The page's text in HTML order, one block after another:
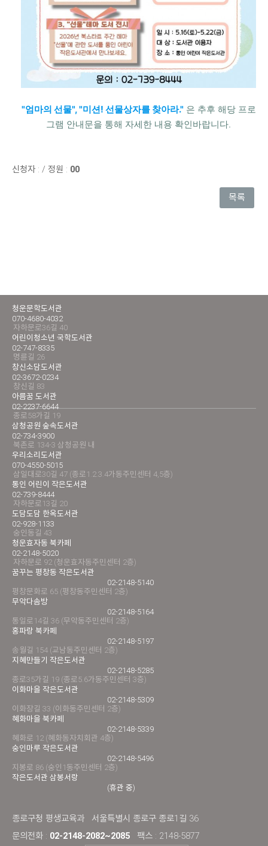
"엄마의 선물", "미션! 선물상자를 찾아라."은 추후 해당 프로
그램 안내문을 통해 자세한 내용 확인바랍니다.
신청자 : / 정원 : 00
목록
청운문학도서관
070-4680-4032
자하문로36길 40
어린이청소년 국학도서관
02-747-8335
명륜길 26
창신소담도서관
02-3672-0234
창신길 83
아름꿈 도서관
02-2237-6644
종로58가길 19
삼청공원 숲속도서관
02-734-3900
북촌로 134-3 삼청공원 내
우리소리도서관
070-4550-5015
삼일대로30길 47 (종로1.2.3.4가동주민센터 4,5층)
통인 어린이 작은도서관
02-739-8444
자하문로13길 20
도담도담 한옥도서관
02-928-1133
숭인동길 43
청운효자동 북카페
02-2148-5020
자하문로 92 (청운효자동주민센터 2층)
꿈꾸는 평창동 작은도서관
02-2148-5140
평창문화로 65 (평창동주민센터 2층)
무악다솜방
02-2148-5164
통일로14길 36 (무악동주민센터 2층)
홍파랑 북카페
02-2148-5197
송월길 154 (교남동주민센터 2층)
지혜만들기 작은도서관
02-2148-5285
종로35가길 19 (종로5.6가동주민센터 3층)
이화마을 작은도서관
02-2148-5309
이화장길 33 (이화동주민센터 2층)
혜화마을 북카페
02-2148-5339
혜화로 12 (혜화동자치회관 4층)
숭인마루 작은도서관
02-2148-5496
지봉로 86 (숭인1동주민센터 2층)
작은도서관 삼봉서랑
(휴관 중)
종로구청 평생교육과
서울특별시 종로구 종로1길 36
문의전화 : 02-2148-2082~2085 팩스 : 2148-5877